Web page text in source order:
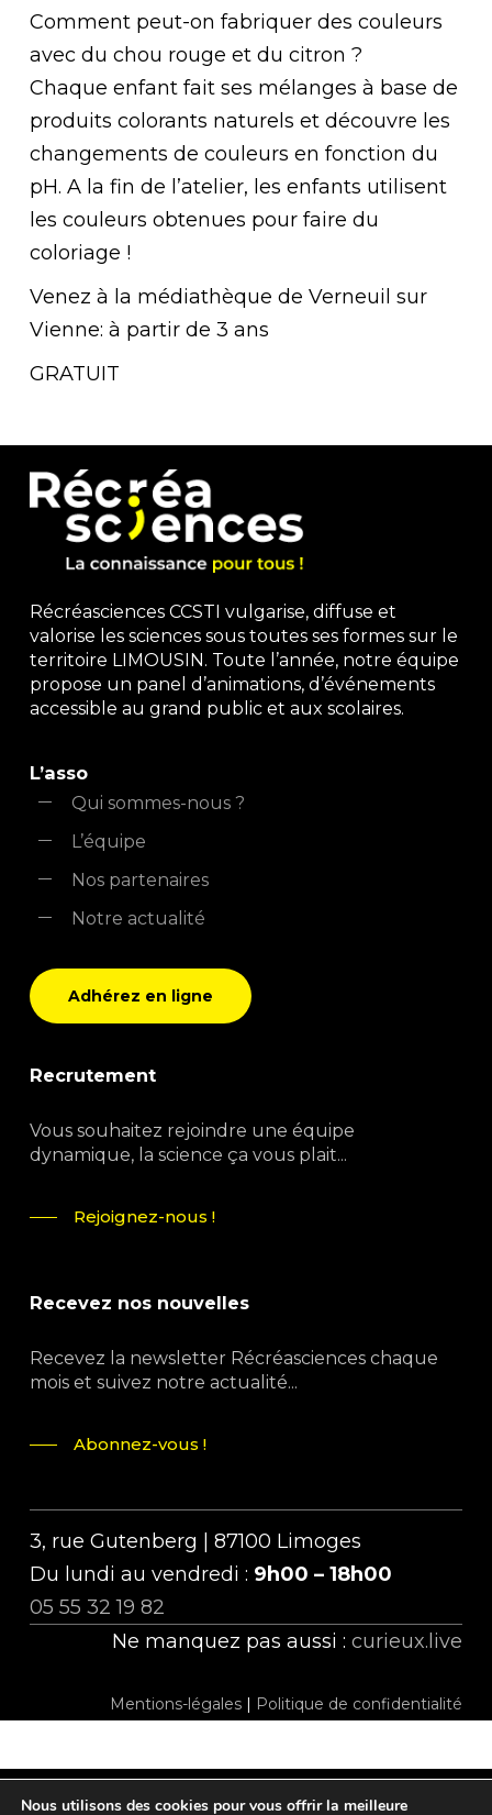
Comment peut-on fabriquer des couleurs
avec du chou rouge et du citron ?
Chaque enfant fait ses mélanges à base de
produits colorants naturels et découvre les
changements de couleurs en fonction du
pH. A la fin de l’atelier, les enfants utilisent
les couleurs obtenues pour faire du
coloriage !
Venez à la médiathèque de Verneuil sur
Vienne: à partir de 3 ans
GRATUIT
Récréasciences CCSTI vulgarise, diffuse et
valorise les sciences sous toutes ses formes sur le
territoire LIMOUSIN. Toute l’année, notre équipe
propose un panel d’animations, d’événements
accessible au grand public et aux scolaires.
L’asso
Qui sommes-nous ?
L’équipe
Nos partenaires
Notre actualité
Adhérez en ligne
Recrutement
Vous souhaitez rejoindre une équipe
dynamique, la science ça vous plait...
Rejoignez-nous !
Recevez nos nouvelles
Recevez la newsletter Récréasciences chaque
mois et suivez notre actualité...
Abonnez-vous !
3, rue Gutenberg | 87100 Limoges
Du lundi au vendredi : 9h00 – 18h00
05 55 32 19 82
Ne manquez pas aussi :curieux.live
Mentions-légales | Politique de confidentialité
Nous utilisons des cookies pour vous offrir la meilleure